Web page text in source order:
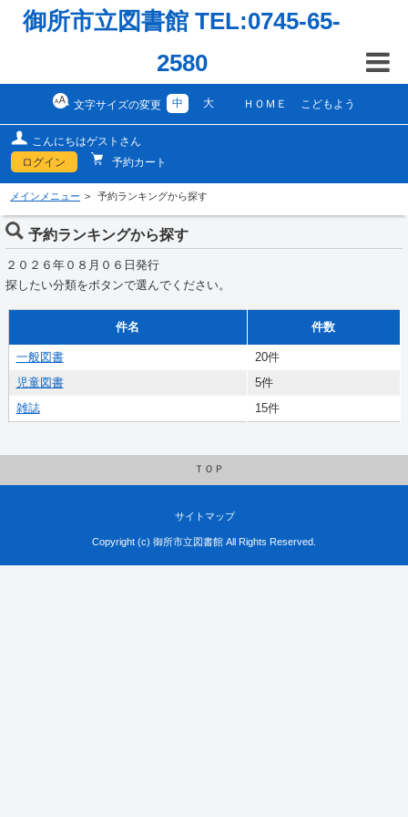
御所市立図書館 TEL:0745-65-
2580
文字サイズの変更 中 大 ＨＯＭＥ こどもよう
こんにちはゲストさん
ログイン
予約カート
メインメニュー 予約ランキングから探す
予約ランキングから探す
２０２６年０８月０６日発行
探したい分類をボタンで選んでください。
件名 件数
一般図書
20件
児童図書
5件
雑誌
15件
ＴＯＰ
サイトマップ
Copyright (c) 御所市立図書館 All Rights Reserved.